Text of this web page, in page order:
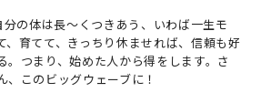
の体は長〜くつきあう、いわば一生モ
、育てて、きっちり休ませれば、信頼も好
。つまり、始めた人から得をします。さ
このビッグウェーブに！